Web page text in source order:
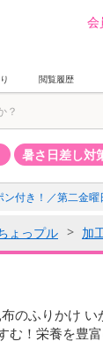
会
閲覧履歴
暑さ日差し対
付き！／第二金曜
ょっプル 加
布のふりかけ
む！栄養を豊富